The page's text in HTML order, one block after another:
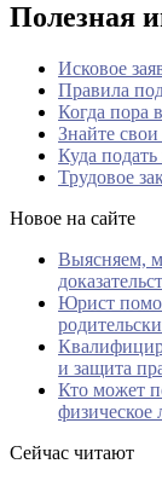
Полезная
Исковое
Правила
Когда пора
Знайте свои
Куда
Трудовое
Новое на сайте
Выясняем,
Юрист
и защита
Кто может
физическое
Сейчас читают